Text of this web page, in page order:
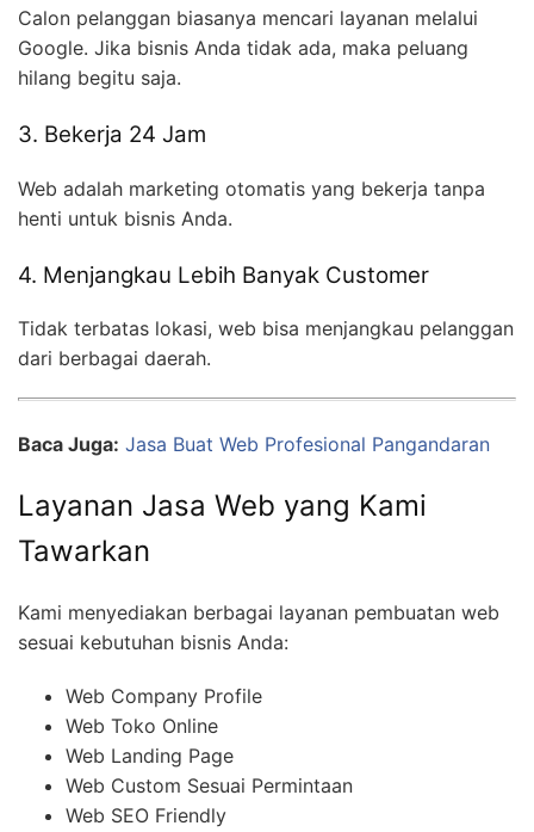
Calon pelanggan biasanya mencari layanan melalui
Google. Jika bisnis Anda tidak ada, maka peluang
hilang begitu saja.
3. Bekerja 24 Jam
Web adalah marketing otomatis yang bekerja tanpa
henti untuk bisnis Anda.
4. Menjangkau Lebih Banyak Customer
Tidak terbatas lokasi, web bisa menjangkau pelanggan
dari berbagai daerah.
Baca Juga: Jasa Buat Web Profesional Pangandaran
Layanan Jasa Web yang Kami
Tawarkan
Kami menyediakan berbagai layanan pembuatan web
sesuai kebutuhan bisnis Anda:
Web Company Profile
Web Toko Online
Web Landing Page
Web Custom Sesuai Permintaan
Web SEO Friendly